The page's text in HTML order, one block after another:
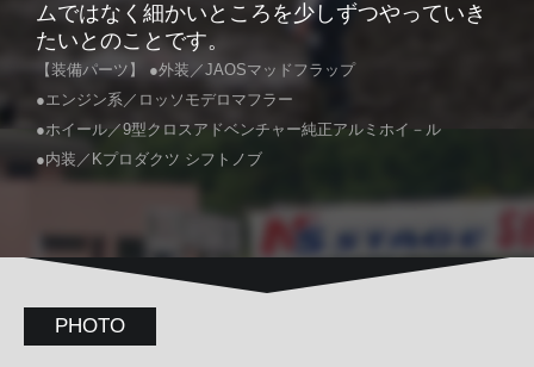
ムではなく細かいところを少しずつやっていき
たいとのことです。
【装備パーツ】 ●外装／JAOSマッドフラップ
●エンジン系／ロッソモデロマフラー
●ホイール／9型クロスアドベンチャー純正アルミホイ－ル
●内装／Kプロダクツ シフトノブ
PHOTO